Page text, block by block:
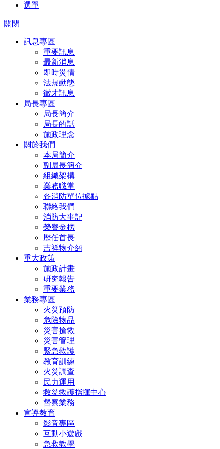
選單
關閉
訊息專區
重要訊息
最新消息
即時災情
法規動態
徵才訊息
局長專區
局長簡介
局長的話
施政理念
關於我們
本局簡介
副局長簡介
組織架構
業務職掌
各消防單位據點
聯絡我們
消防大事記
榮譽金榜
歷任首長
吉祥物介紹
重大政策
施政計畫
研究報告
重要業務
業務專區
火災預防
危險物品
災害搶救
災害管理
緊急救護
教育訓練
火災調查
民力運用
救災救護指揮中心
督察業務
宣導教育
影音專區
互動小遊戲
急救教學